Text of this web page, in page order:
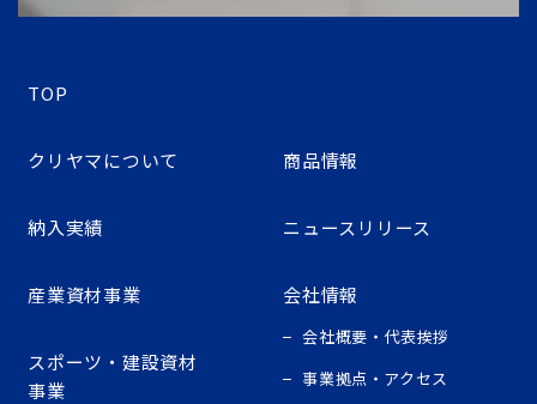
TOP
クリヤマについて 商品情報
納入実績 ニュースリリース
産業資材事業
スポーツ・建設資材
事業
会社情報
会社概要・代表挨拶
事業拠点・アクセス